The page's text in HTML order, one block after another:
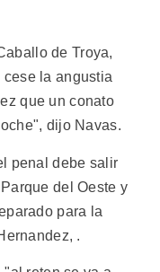
de Troya,
la angustia
que un conato
dijo Navas.
penal debe salir
del Oeste y
para la
.